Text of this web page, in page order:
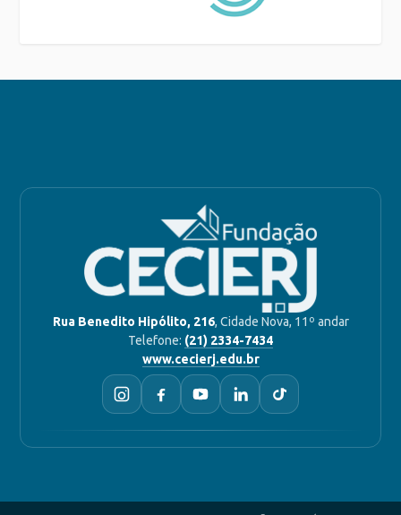
Rua Benedito Hipólito, 216, Cidade Nova, 11º andar
Telefone: (21) 2334-7434
www.cecierj.edu.br